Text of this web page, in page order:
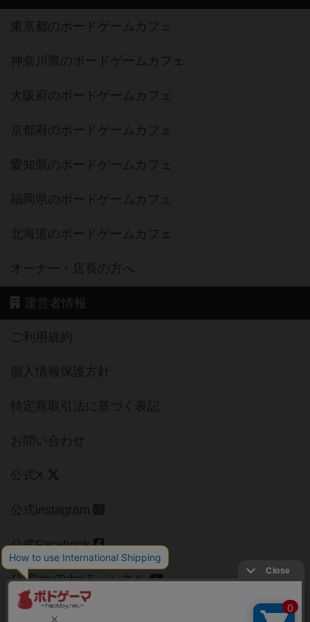
東京都のボードゲームカフェ
神奈川県のボードゲームカフェ
大阪府のボードゲームカフェ
京都府のボードゲームカフェ
愛知県のボードゲームカフェ
福岡県のボードゲームカフェ
北海道のボードゲームカフェ
オーナー・店長の方へ
運営者情報
ご利用規約
個人情報保護方針
特定商取引法に基づく表記
お問い合わせ
公式X
公式instagram
公式Facebook
公式YouTubeチャンネル